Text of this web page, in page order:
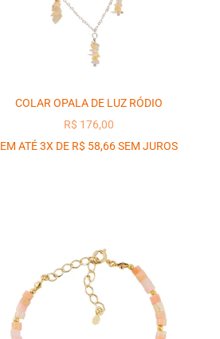
COLAR OPALA DE LUZ RÓDIO
PREÇO PROMOCIONAL
R$ 176,00
EM ATÉ 3X DE R$ 58,66 SEM JUROS